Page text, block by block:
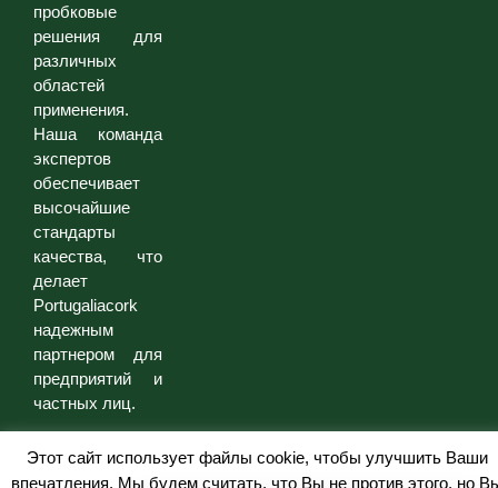
пробковые
решения для
различных
областей
применения.
Наша команда
экспертов
обеспечивает
высочайшие
стандарты
качества, что
делает
Portugaliacork
надежным
партнером для
предприятий и
частных лиц.
Этот сайт использует файлы cookie, чтобы улучшить Ваши
впечатления. Мы будем считать, что Вы не против этого, но